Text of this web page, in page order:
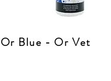
Or Blue - Or Vet